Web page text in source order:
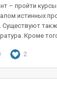
– пройти
истинных
Существуют
Кроме
2